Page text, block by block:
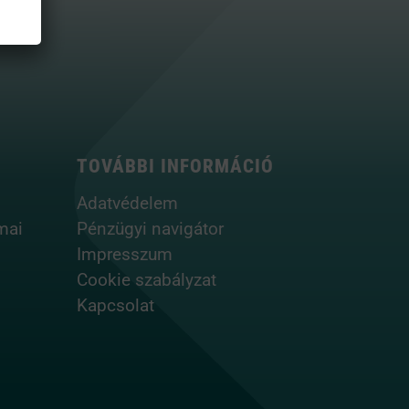
TOVÁBBI INFORMÁCIÓ
Adatvédelem
Pénzügyi navigátor
Impresszum
Cookie szabályzat
Kapcsolat